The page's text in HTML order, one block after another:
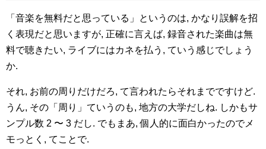
「音楽を無料だと思っている」というのは, かなり誤解を招
く表現だと思いますが, 正確に言えば, 録音された楽曲は無
料で聴きたい, ライブにはカネを払う, ていう感じでしょう
か.
それ, お前の周りだけだろ, て言われたらそれまでですけど.
うん, その「周り」ていうのも, 地方の大学だしね. しかもサ
ンプル数 2 〜 3 だし. でもまあ, 個人的に面白かったのでメ
モっとく, てことで.